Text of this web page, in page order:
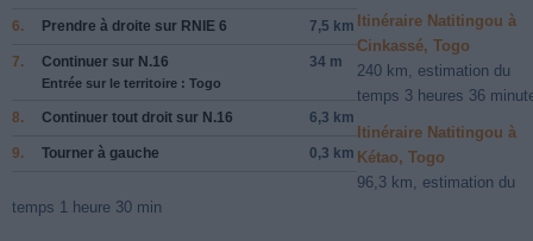
6. Prendre à droite sur RNIE 6 7,5 km
7. Continuer sur N.16
Entrée sur le territoire : Togo
34 m
8. Continuer tout droit sur N.16 6,3 km
9. Tourner à gauche 0,3 km
Itinéraire Natitingou à
Cinkassé, Togo
240 km, estimation du
temps 3 heures 36
Itinéraire Natitingou à
Kétao, Togo
96,3 km, estimation du
temps 1 heure 30 min